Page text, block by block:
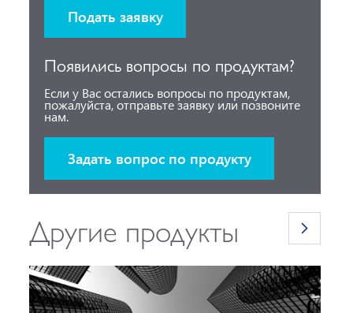
Подать заявку
Появились вопросы по продуктам?
Если у Вас остались вопросы по продуктам,
пожалуйста, отправьте заявку или позвоните
нам.
Задать вопрос по продукту
Другие продукты